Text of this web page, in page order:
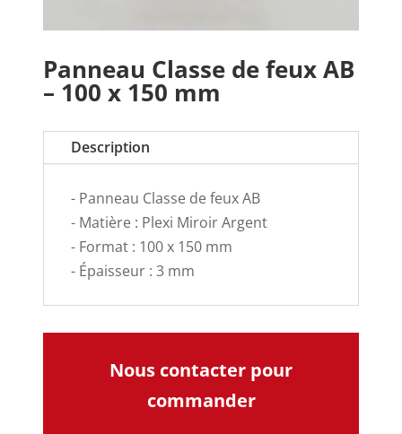
Panneau Classe de feux AB
– 100 x 150 mm
Description
- Panneau Classe de feux AB
- Matière : Plexi Miroir Argent
- Format : 100 x 150 mm
- Épaisseur : 3 mm
Nous contacter pour
commander